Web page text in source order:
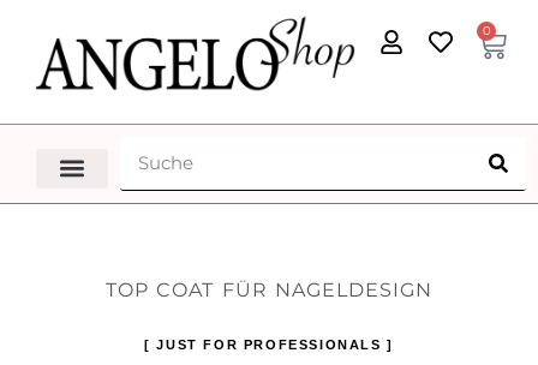
0
TOP COAT FÜR NAGELDESIGN
[ JUST FOR PROFESSIONALS ]